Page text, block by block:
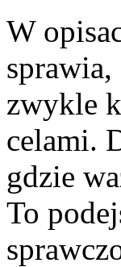
W
sprawia,
zwykle
celami.
gdzie
To